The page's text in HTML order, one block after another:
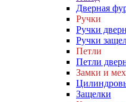
Дверная
Ручки
Ручки
Ручки
Петли
Петли
Замки и
Защелки